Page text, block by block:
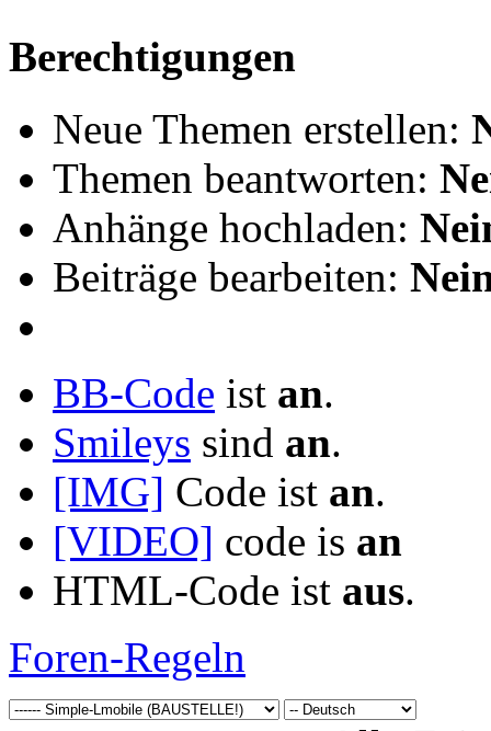
Berechtigungen
Neue Themen erstellen:
Themen beantworten:
Anhänge hochladen:
Beiträge bearbeiten:
BB-Code ist an.
Smileys sind an.
[IMG] Code ist an.
[VIDEO] code is an
HTML-Code ist aus.
Foren-Regeln